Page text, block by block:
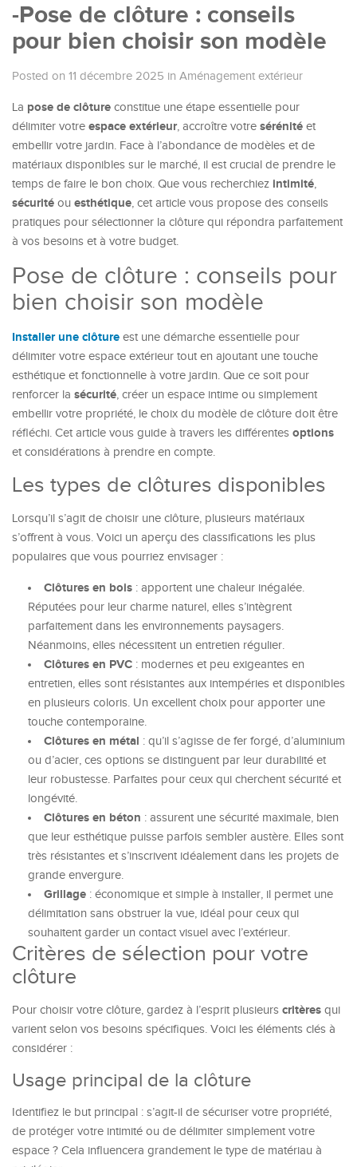
-Pose de clôture : conseils
pour bien choisir son modèle
Posted on 11 décembre 2025 in Aménagement extérieur
La pose de clôture constitue une étape essentielle pour
délimiter votre espace extérieur, accroître votre sérénité et
embellir votre jardin. Face à l’abondance de modèles et de
matériaux disponibles sur le marché, il est crucial de prendre le
temps de faire le bon choix. Que vous recherchiez intimité,
sécurité ou esthétique, cet article vous propose des conseils
pratiques pour sélectionner la clôture qui répondra parfaitement
à vos besoins et à votre budget.
Pose de clôture : conseils pour
bien choisir son modèle
Installer une clôture est une démarche essentielle pour
délimiter votre espace extérieur tout en ajoutant une touche
esthétique et fonctionnelle à votre jardin. Que ce soit pour
renforcer la sécurité, créer un espace intime ou simplement
embellir votre propriété, le choix du modèle de clôture doit être
réfléchi. Cet article vous guide à travers les différentes options
et considérations à prendre en compte.
Les types de clôtures disponibles
Lorsqu’il s’agit de choisir une clôture, plusieurs matériaux
s’offrent à vous. Voici un aperçu des classifications les plus
populaires que vous pourriez envisager :
Clôtures en bois : apportent une chaleur inégalée.
Réputées pour leur charme naturel, elles s’intègrent
parfaitement dans les environnements paysagers.
Néanmoins, elles nécessitent un entretien régulier.
Clôtures en PVC : modernes et peu exigeantes en
entretien, elles sont résistantes aux intempéries et disponibles
en plusieurs coloris. Un excellent choix pour apporter une
touche contemporaine.
Clôtures en métal : qu’il s’agisse de fer forgé, d’aluminium
ou d’acier, ces options se distinguent par leur durabilité et
leur robustesse. Parfaites pour ceux qui cherchent sécurité et
longévité.
Clôtures en béton : assurent une sécurité maximale, bien
que leur esthétique puisse parfois sembler austère. Elles sont
très résistantes et s’inscrivent idéalement dans les projets de
grande envergure.
Grillage : économique et simple à installer, il permet une
délimitation sans obstruer la vue, idéal pour ceux qui
souhaitent garder un contact visuel avec l’extérieur.
Critères de sélection pour votre
clôture
Pour choisir votre clôture, gardez à l’esprit plusieurs critères qui
varient selon vos besoins spécifiques. Voici les éléments clés à
considérer :
Usage principal de la clôture
Identifiez le but principal : s’agit-il de sécuriser votre propriété,
de protéger votre intimité ou de délimiter simplement votre
espace ? Cela influencera grandement le type de matériau à